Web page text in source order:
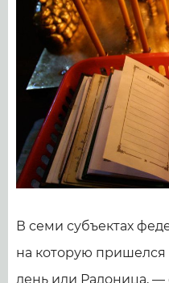
В семи субъектах
на которую пришелся
день или Радоница,